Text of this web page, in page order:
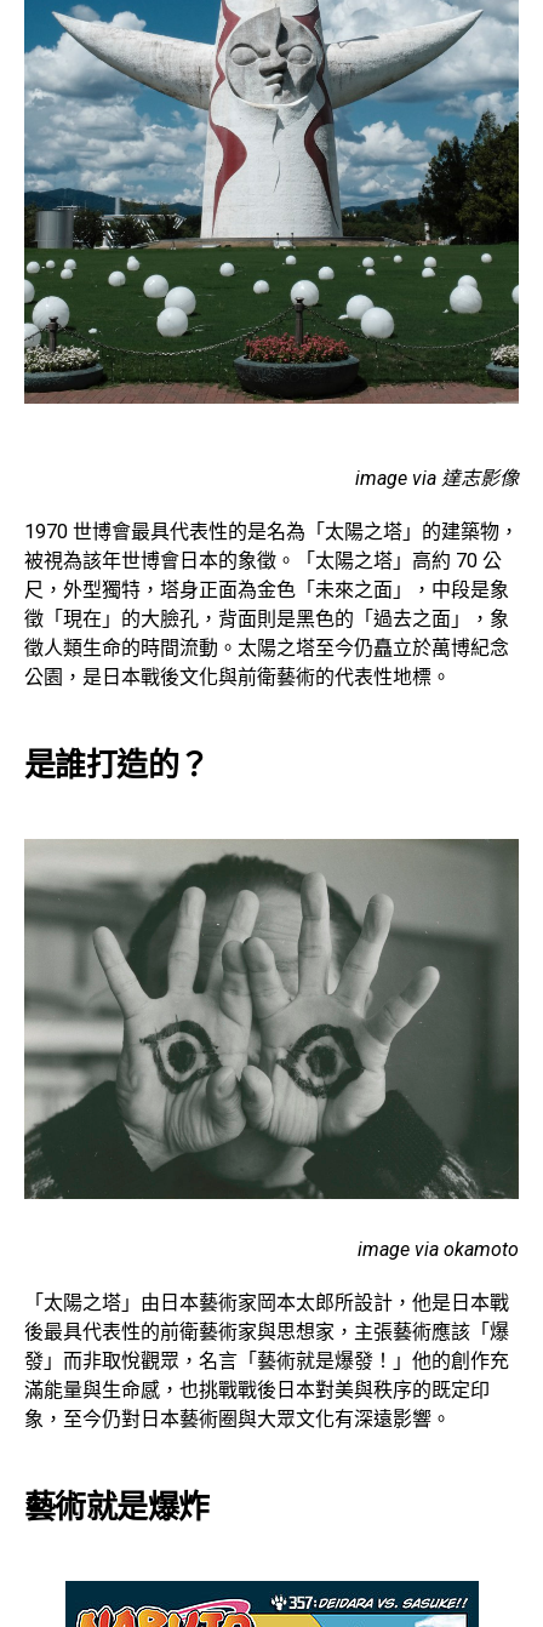
image via 達志影像
1970 世博會最具代表性的是名為「太陽之塔」的建築物，
被視為該年世博會日本的象徵。「太陽之塔」高約 70 公
尺，外型獨特，塔身正面為金色「未來之面」，中段是象
徵「現在」的大臉孔，背面則是黑色的「過去之面」，象
徵人類生命的時間流動。太陽之塔至今仍矗立於萬博紀念
公園，是日本戰後文化與前衛藝術的代表性地標。
是誰打造的？
image via okamoto
「太陽之塔」由日本藝術家岡本太郎所設計，他是日本戰
後最具代表性的前衛藝術家與思想家，主張藝術應該「爆
發」而非取悅觀眾，名言「藝術就是爆發！」他的創作充
滿能量與生命感，也挑戰戰後日本對美與秩序的既定印
象，至今仍對日本藝術圈與大眾文化有深遠影響。
藝術就是爆炸